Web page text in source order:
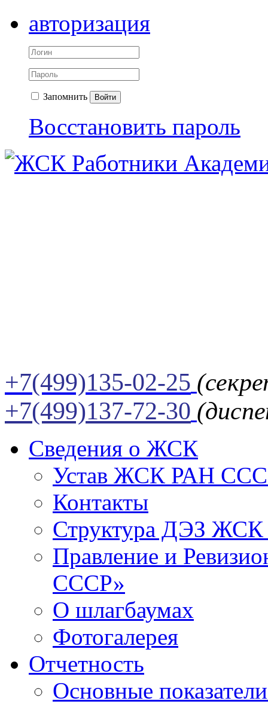
авторизация
Запомнить Войти
Восстановить пароль
+7(499)135-02-25
+7(499)137-72-30
Сведения о ЖСК
Устав ЖСК РАН
Контакты
Структура ДЭЗ
Правление и
СССР»
О шлагбаумах
Фотогалерея
Отчетность
Основные